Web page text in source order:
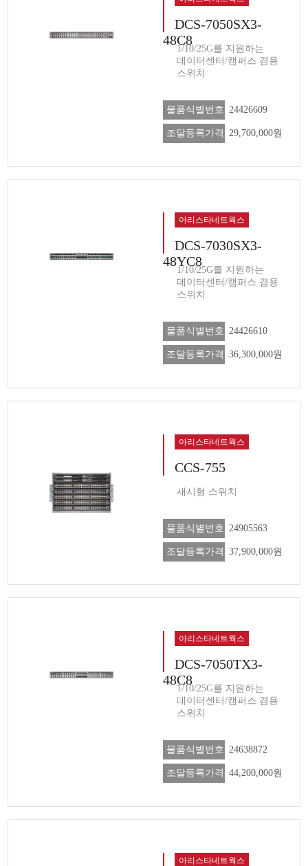
DCS-7050SX3-
48C8
1/10/25G를 지원하는
데이터센터/캠퍼스 겸용
스위치
물품식별번호 24426609
조달등록가격 29,700,000원
아리스타네트웍스
DCS-7030SX3-
48YC8
1/10/25G를 지원하는
데이터센터/캠퍼스 겸용
스위치
물품식별번호 24426610
조달등록가격 36,300,000원
아리스타네트웍스
CCS-755
새시형 스위치
물품식별번호 24905563
조달등록가격 37,900,000원
아리스타네트웍스
DCS-7050TX3-
48C8
1/10/25G를 지원하는
데이터센터/캠퍼스 겸용
스위치
물품식별번호 24638872
조달등록가격 44,200,000원
아리스타네트웍스